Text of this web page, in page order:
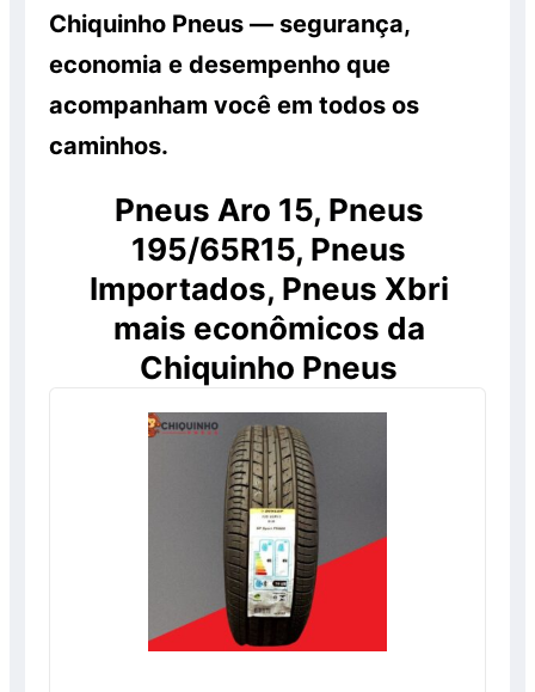
Chiquinho Pneus — segurança,
economia e desempenho que
acompanham você em todos os
caminhos.
Pneus Aro 15, Pneus
195/65R15, Pneus
Importados, Pneus Xbri
mais econômicos da
Chiquinho Pneus